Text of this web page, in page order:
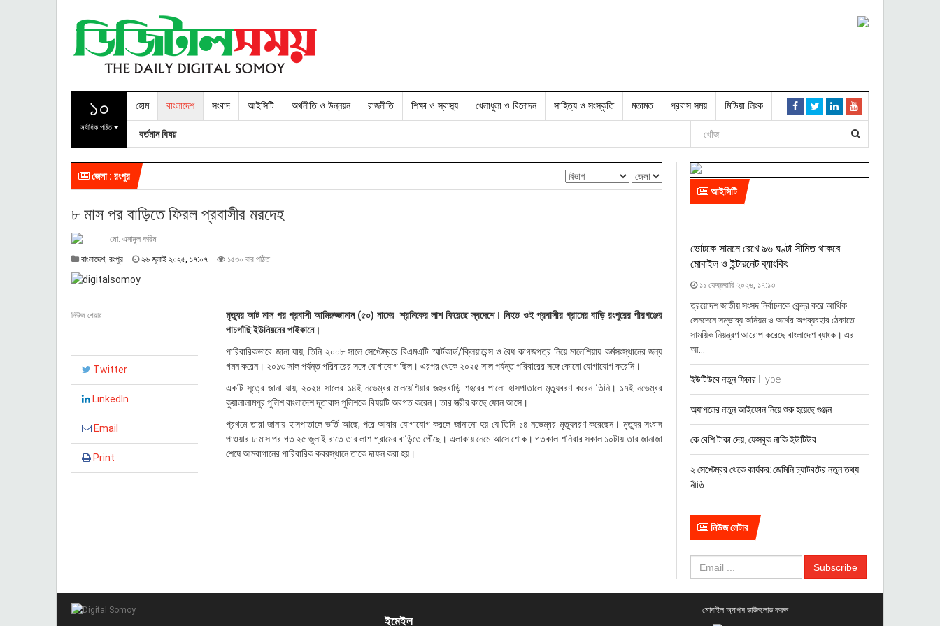
১০
সর্বাধিক পঠিত
হোম বাংলাদেশ সংবাদ আইসিটি অর্থনীতি ও উন্নয়ন রাজনীতি শিক্ষা ও স্বাস্থ্য খেলাধুলা ও বিনোদন সাহিত্য ও সংস্কৃতি মতামত প্রবাস সময় মিডিয়া লিংক
বর্তমান বিষয়
জেলা : রংপুর
৮ মাস পর বাড়িতে ফিরল প্রবাসীর মরদেহ
মো. এনামুল করিম
বাংলাদেশ, রংপুর ২৬ জুলাই ২০২৫, ১৭:০৭ ১৫৩০ বার পঠিত
মৃত্যুর আট মাস পর প্রবাসী আমিরুজ্জামান (৫০) নামের শ্রমিকের লাশ ফিরেছে স্বদেশে। নিহত ওই প্রবাসীর গ্রামের বাড়ি রংপুরের পীরগঞ্জের
পাচগাঁছি ইউনিয়নের পাইকানে।
পারিবারিকভাবে জানা যায়, তিনি ২০০৮ সালে সেপ্টেম্বরে বিএমএটি স্মার্টকার্ড/ক্লিয়ারেন্স ও বৈধ কাগজপত্র নিয়ে মালেশিয়ায় কর্মসংস্থানের জন্য
গমন করেন। ২০১৩ সাল পর্যন্ত পরিবারের সঙ্গে যোগাযোগ ছিল। এরপর থেকে ২০২৫ সাল পর্যন্ত পরিবারের সঙ্গে কোনো যোগাযোগ করেনি।
একটি সূত্রে জানা যায়, ২০২৪ সালের ১৪ই নভেম্বর মালয়েশিয়ার জহুরবাড়ি শহরের পালো হাসপাতালে মৃত্যুবরণ করেন তিনি। ১৭ই নভেম্বর
কুয়ালালামপুর পুলিশ বাংলাদেশ দূতাবাস পুলিশকে বিষয়টি অবগত করেন। তার স্ত্রীর কাছে ফোন আসে।
প্রথমে তারা জানায় হাসপাতালে ভর্তি আছে, পরে আবার যোগাযোগ করলে জানানো হয় যে তিনি ১৪ নভেম্বর মৃত্যুবরণ করেছেন। মৃত্যুর সংবাদ
পাওয়ার ৮ মাস পর গত ২৫ জুলাই রাতে তার লাশ গ্রামের বাড়িতে পৌঁছে। এলাকায় নেমে আসে শোক। গতকাল শনিবার সকাল ১০টায় তার জানাজা
শেষে আমবাগানের পারিবারিক কবরস্থানে তাকে দাফন করা হয়।
নিউজ শেয়ার
Twitter
LinkedIn
Email
Print
আইসিটি
ভোটকে সামনে রেখে ৯৬ ঘণ্টা সীমিত থাকবে
মোবাইল ও ইন্টারনেট ব্যাংকিং
১১ ফেব্রুয়ারি ২০২৬, ১৭:১৩
ত্রয়োদশ জাতীয় সংসদ নির্বাচনকে কেন্দ্র করে আর্থিক
লেনদেনে সম্ভাব্য অনিয়ম ও অর্থের অপব্যবহার ঠেকাতে
সাময়িক নিয়ন্ত্রণ আরোপ করেছে বাংলাদেশ ব্যাংক। এর
আ...
ইউটিউবে নতুন ফিচার Hype
অ্যাপলের নতুন আইফোন নিয়ে শুরু হয়েছে গুঞ্জন
কে বেশি টাকা দেয়, ফেসবুক নাকি ইউটিউব
২ সেপ্টেম্বর থেকে কার্যকর: জেমিনি চ্যাটবটের নতুন তথ্য
নীতি
নিউজ লেটার
ইমেইল
মোবাইল অ্যাপস ডাউনলোড করুন